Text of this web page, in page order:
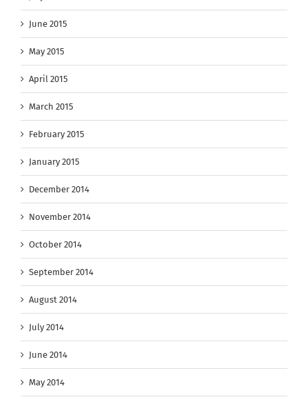
June 2015
May 2015
April 2015
March 2015
February 2015
January 2015
December 2014
November 2014
October 2014
September 2014
August 2014
July 2014
June 2014
May 2014